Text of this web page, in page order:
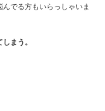
でる方もいらっしゃいま
まう。